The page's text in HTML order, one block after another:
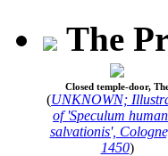
The
Closed temple-door,
(UNKNOWN;
of 'Speculum
salvationis',
1450)